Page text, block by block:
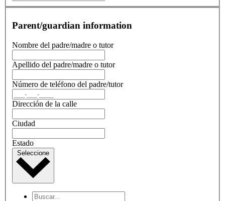
Parent/guardian information
Nombre del padre/madre o tutor
Apellido del padre/madre o tutor
Número de teléfono del padre/tutor
Dirección de la calle
Ciudad
Estado
Seleccione